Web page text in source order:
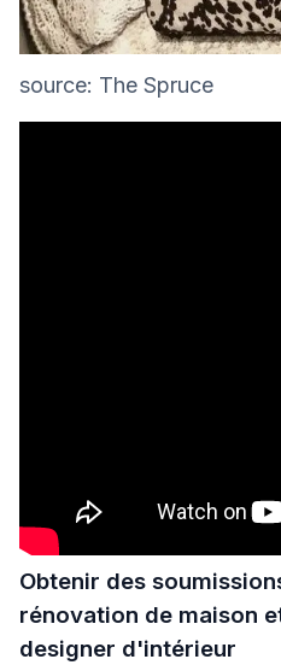
source: The Spruce
Obtenir des
rénovation de maison
designer d'intérieur